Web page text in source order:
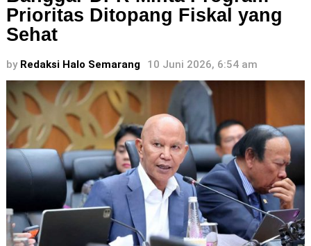
Prioritas Ditopang Fiskal yang
Sehat
by Redaksi Halo Semarang 10 Juni 2026, 6:54 am